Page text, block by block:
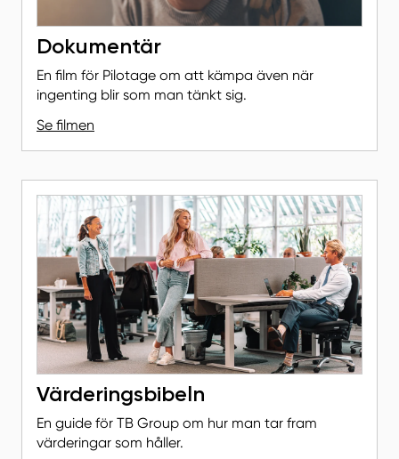
Dokumentär
En film för Pilotage om att kämpa även när
ingenting blir som man tänkt sig.
Se filmen
Värderingsbibeln
En guide för TB Group om hur man tar fram
värderingar som håller.